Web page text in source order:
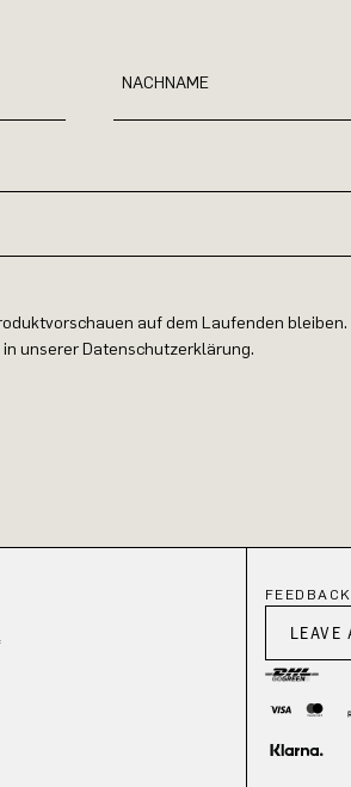
NACHNAME
auf dem Laufenden
unserer Datenschutzerklärung.
FEEDBACK
LEAVE